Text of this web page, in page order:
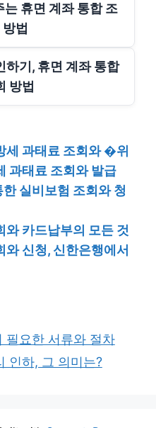
휴면 계좌 통합 조
법
하기, 휴면 계좌 통합
방법
세 과태료 조회와 �위
과태료 조회와 발급
실비보험 조회와 청
와 카드납부의 모든 것
와 신청, 신한은행에서
필요한 서류와 절차
인하, 그 의미는?